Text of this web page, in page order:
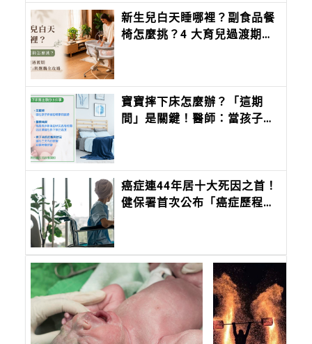
新生兒白天睡哪裡？副食品餐
椅怎麼挑？4 大育兒過渡期
寶寶摔下床怎麼辦？「這期
間」是關鍵！醫師：當孩子出
癌症連44年居十大死因之首！
健保署首次公布「癌症歷程」